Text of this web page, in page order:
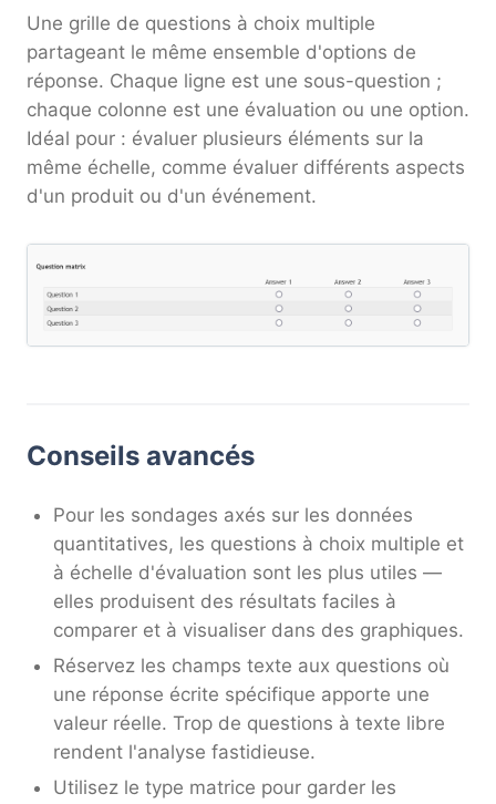
Une grille de questions à choix multiple
partageant le même ensemble d'options de
réponse. Chaque ligne est une sous-question ;
chaque colonne est une évaluation ou une option.
Idéal pour : évaluer plusieurs éléments sur la
même échelle, comme évaluer différents aspects
d'un produit ou d'un événement.
Conseils avancés
Pour les sondages axés sur les données
quantitatives, les questions à choix multiple et
à échelle d'évaluation sont les plus utiles —
elles produisent des résultats faciles à
comparer et à visualiser dans des graphiques.
Réservez les champs texte aux questions où
une réponse écrite spécifique apporte une
valeur réelle. Trop de questions à texte libre
rendent l'analyse fastidieuse.
Utilisez le type matrice pour garder les